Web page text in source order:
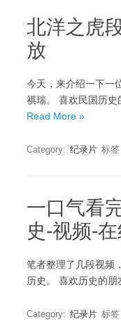
北洋之虎
放
今天，来介绍一下一
祺瑞。 喜欢民国历
Read More »
Category: 纪录片 标签
一口气看
史-视频-
笔者整理了几段视频
历史。 喜欢历史的朋
Category: 纪录片 标签